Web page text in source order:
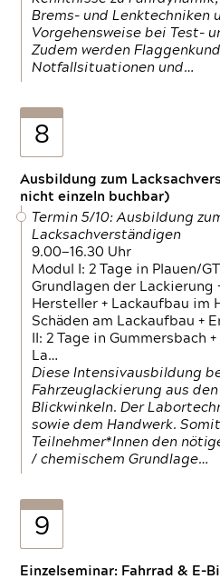
Brems- und Lenktechniken
Vorgehensweise bei Test-
Zudem werden
Notfallsituationen und…
8
Ausbildung zum
nicht einzeln buchbar)
Termin 5/10: Ausbildung
Lacksachverständigen
9.00—16.30 Uhr
Modul I: 2 Tage in Plauen/
Grundlagen der Lackierung
Hersteller + Lackaufbau im
Schäden am Lackaufbau +
II: 2 Tage in Gummersbach
La…
Diese Intensivausbildung
Fahrzeuglackierung aus
Blickwinkeln. Der
sowie dem Handwerk.
Teilnehmer*Innen den
/ chemischem Grundlage…
9
Einzelseminar: Fahrrad & E-